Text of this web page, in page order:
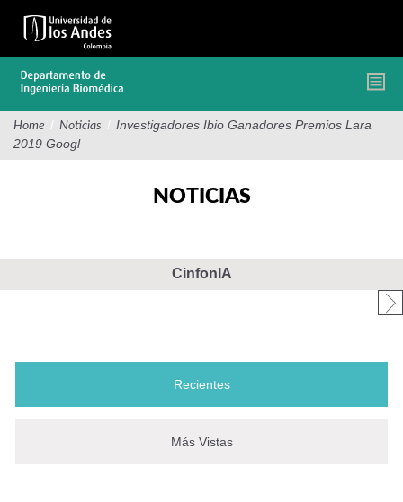
contenido
Home / Noticias / Investigadores Ibio Ganadores Premios Lara
2019 Googl
NOTICIAS
CinfonIA
Recientes(solapa activa)
Más Vistas